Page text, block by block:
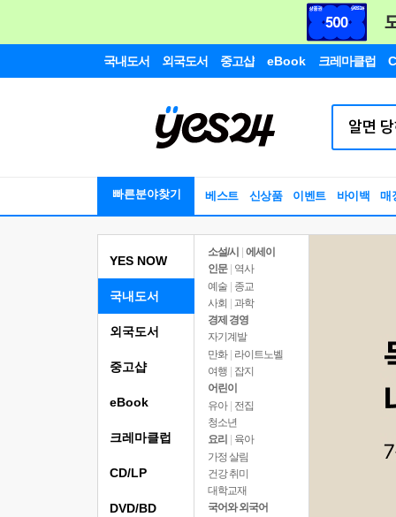
국내도서 외국도서 중고샵 eBook 크레마클럽
빠른분야찾기 베스트 신상품 이벤트 바이백 매
YES NOW
국내도서
소설/시
에세이
인문
역사
예술 | 종교
사회 | 과학
경제 경영
자기계발
만화 | 라이트노벨
여행
잡지
어린이
유아 | 전집
청소년
요리
육아
가정 살림
건강 취미
대학교재
국어와 외국어
외국도서
중고샵
eBook
크레마클럽
CD/LP
DVD/BD